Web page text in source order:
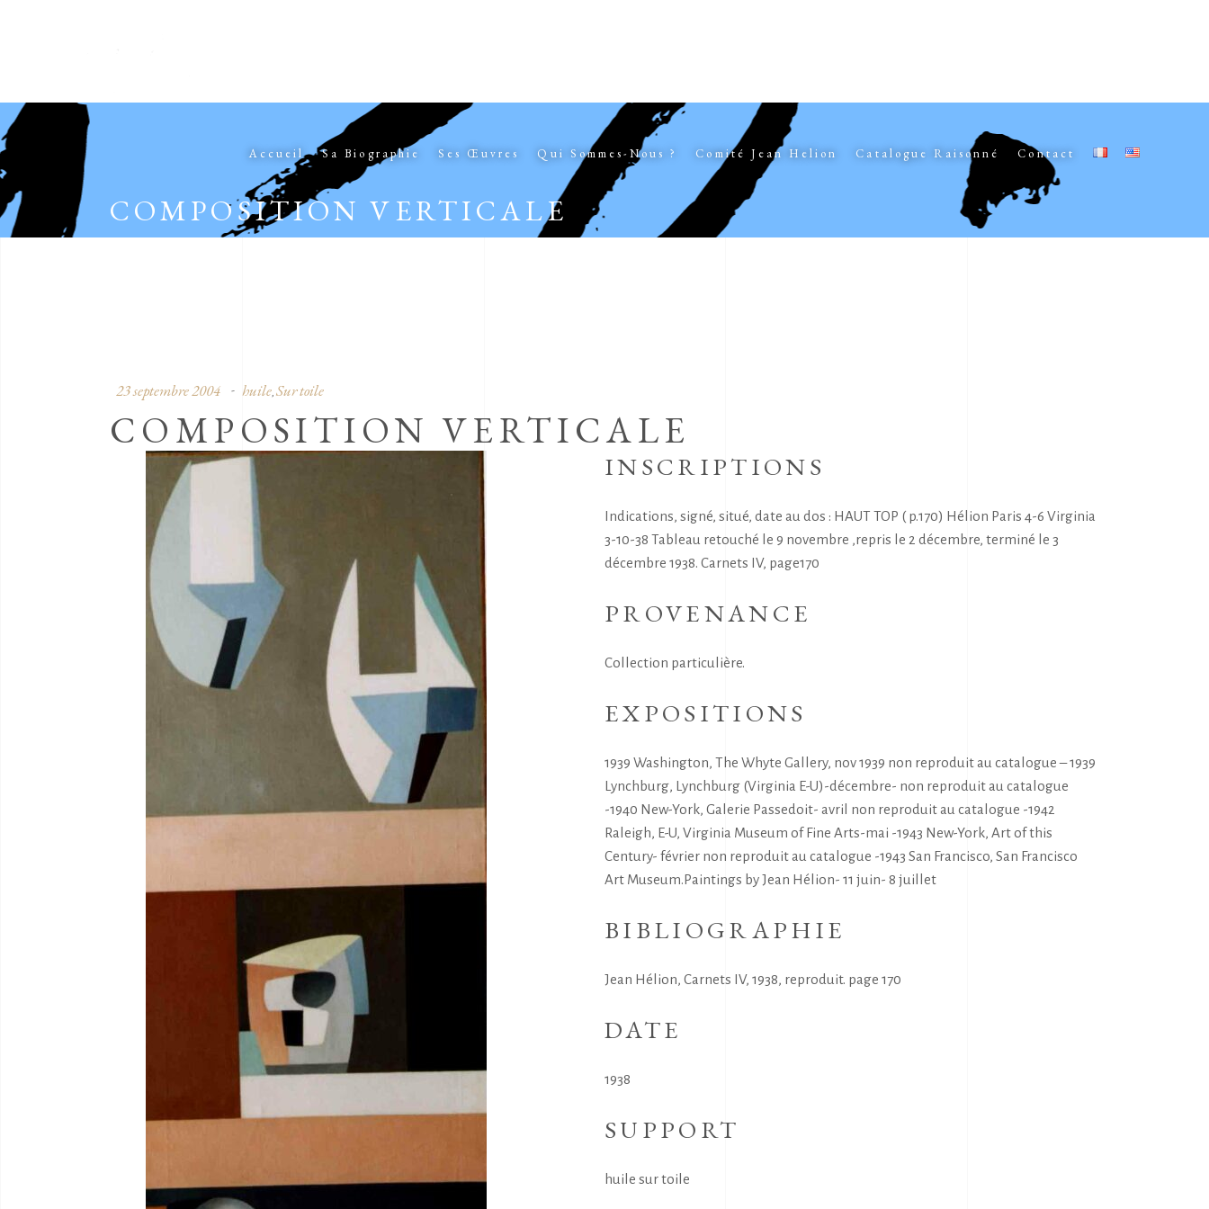
Accueil Sa Biographie Ses Œuvres Qui Sommes-Nous ? Comité Jean Helion Catalogue Raisonné Contact
COMPOSITION VERTICALE
23 septembre 2004 huile, Sur toile
COMPOSITION VERTICALE
INSCRIPTIONS
Indications, signé, situé, date au dos : HAUT TOP ( p.170) Hélion Paris 4-6 Virginia
3-10-38 Tableau retouché le 9 novembre ,repris le 2 décembre, terminé le 3
décembre 1938. Carnets IV, page170
PROVENANCE
Collection particulière.
EXPOSITIONS
1939 Washington, The Whyte Gallery, nov 1939 non reproduit au catalogue – 1939
Lynchburg, Lynchburg (Virginia E-U)-décembre- non reproduit au catalogue
-1940 New-York, Galerie Passedoit- avril non reproduit au catalogue -1942
Raleigh, E-U, Virginia Museum of Fine Arts-mai -1943 New-York, Art of this
Century- février non reproduit au catalogue -1943 San Francisco, San Francisco
Art Museum.Paintings by Jean Hélion- 11 juin- 8 juillet
BIBLIOGRAPHIE
Jean Hélion, Carnets IV, 1938, reproduit. page 170
DATE
1938
SUPPORT
huile sur toile